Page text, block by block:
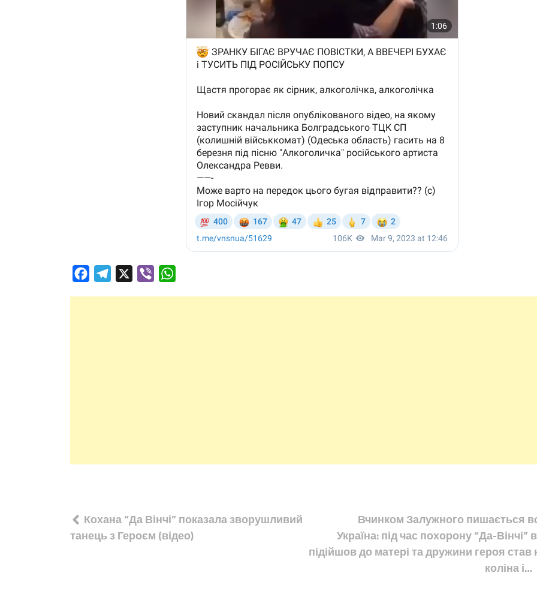
FacebookTelegram Viber
Навігація
записів
Кохана “Да Вінчі” показала зворушливий
танець з Героєм (відео)
Вчинком Залужного пишається
Україна: під час похорону “Да-Вінчі”
підійшов до матері та дружини героя став
коліна і…